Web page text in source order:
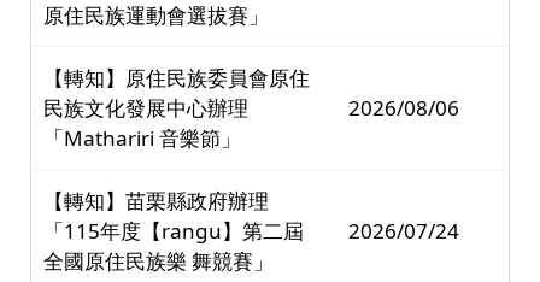
原住民族運動會選拔賽」
【轉知】原住民族委員會原住
民族文化發展中心辦理
「Mathariri 音樂節」
2026/08/06
【轉知】苗栗縣政府辦理
「115年度【rangu】第二屆
全國原住民族樂 舞競賽」
2026/07/24